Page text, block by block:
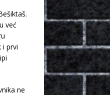
već
i prvi
ne